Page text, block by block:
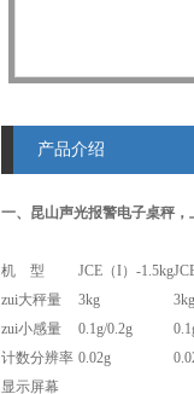
产品介绍
一、昆山声光报警电子桌秤
机 型 JCE（I）-1.5kg
zui大秤量
3kg
3kg
zui小感量
0.1g/0.2g
计数分辨率 0.02g
显示屏幕